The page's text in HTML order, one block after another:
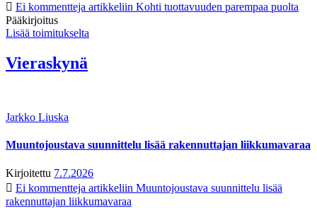
Ei kommentteja artikkeliin Kohti tuottavuuden parempaa puolta
Pääkirjoitus
Lisää toimitukselta
Vieraskynä
Jarkko Liuska
Muuntojoustava suunnittelu lisää rakennuttajan liikkumavaraa
Kirjoitettu 7.7.2026
Ei kommentteja artikkeliin Muuntojoustava suunnittelu lisää
rakennuttajan liikkumavaraa